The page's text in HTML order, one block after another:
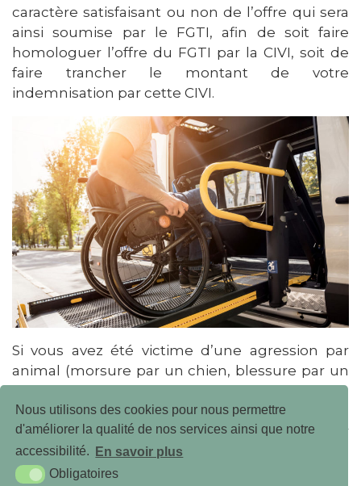
Nous utilisons des cookies pour nous permettre
d'améliorer la qualité de nos services ainsi que notre
accessibilité.
En savoir plus
Obligatoires
caractère satisfaisant ou non de l’offre qui sera
ainsi soumise par le FGTI, afin de soit faire
homologuer l’offre du FGTI par la CIVI, soit de
faire trancher le montant de votre
indemnisation par cette CIVI.
Si vous avez été victime d’une agression par
animal (morsure par un chien, blessure par un
animal errant ou sauvage…) : l’assureur du
propriétaire de l’animal ou le FGAO est alors
compétent pour indemniser votre entier
préjudice en lien avec cet accident par animal.